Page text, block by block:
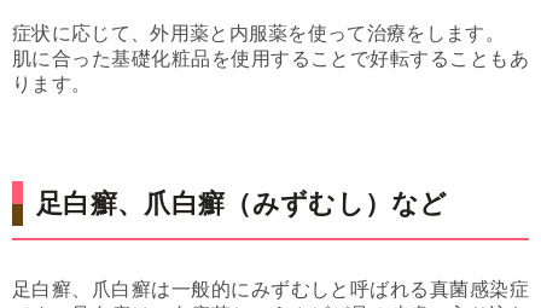
症状に応じて、外用薬と内服薬を使って治療をします。
肌に合った基礎化粧品を使用することで好転することもあ
ります。
足白癬、爪白癬（みずむし）など
足白癬、爪白癬は一般的にみずむしと呼ばれる真菌感染症